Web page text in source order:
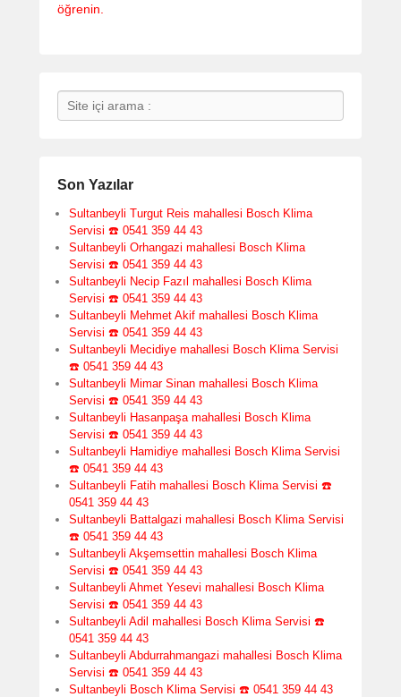
öğrenin.
Search
Son Yazılar
Sultanbeyli Turgut Reis mahallesi Bosch Klima
Servisi ☎️ 0541 359 44 43
Sultanbeyli Orhangazi mahallesi Bosch Klima
Servisi ☎️ 0541 359 44 43
Sultanbeyli Necip Fazıl mahallesi Bosch Klima
Servisi ☎️ 0541 359 44 43
Sultanbeyli Mehmet Akif mahallesi Bosch Klima
Servisi ☎️ 0541 359 44 43
Sultanbeyli Mecidiye mahallesi Bosch Klima Servisi
☎️ 0541 359 44 43
Sultanbeyli Mimar Sinan mahallesi Bosch Klima
Servisi ☎️ 0541 359 44 43
Sultanbeyli Hasanpaşa mahallesi Bosch Klima
Servisi ☎️ 0541 359 44 43
Sultanbeyli Hamidiye mahallesi Bosch Klima Servisi
☎️ 0541 359 44 43
Sultanbeyli Fatih mahallesi Bosch Klima Servisi ☎️
0541 359 44 43
Sultanbeyli Battalgazi mahallesi Bosch Klima Servisi
☎️ 0541 359 44 43
Sultanbeyli Akşemsettin mahallesi Bosch Klima
Servisi ☎️ 0541 359 44 43
Sultanbeyli Ahmet Yesevi mahallesi Bosch Klima
Servisi ☎️ 0541 359 44 43
Sultanbeyli Adil mahallesi Bosch Klima Servisi ☎️
0541 359 44 43
Sultanbeyli Abdurrahmangazi mahallesi Bosch Klima
Servisi ☎️ 0541 359 44 43
Sultanbeyli Bosch Klima Servisi ☎️ 0541 359 44 43